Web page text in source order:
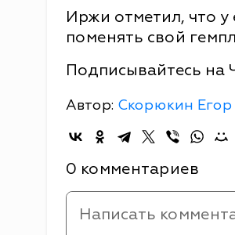
Иржи отметил, что
поменять свой
Подписывайтесь на
Автор: Скорюкин Егор
0 комментариев